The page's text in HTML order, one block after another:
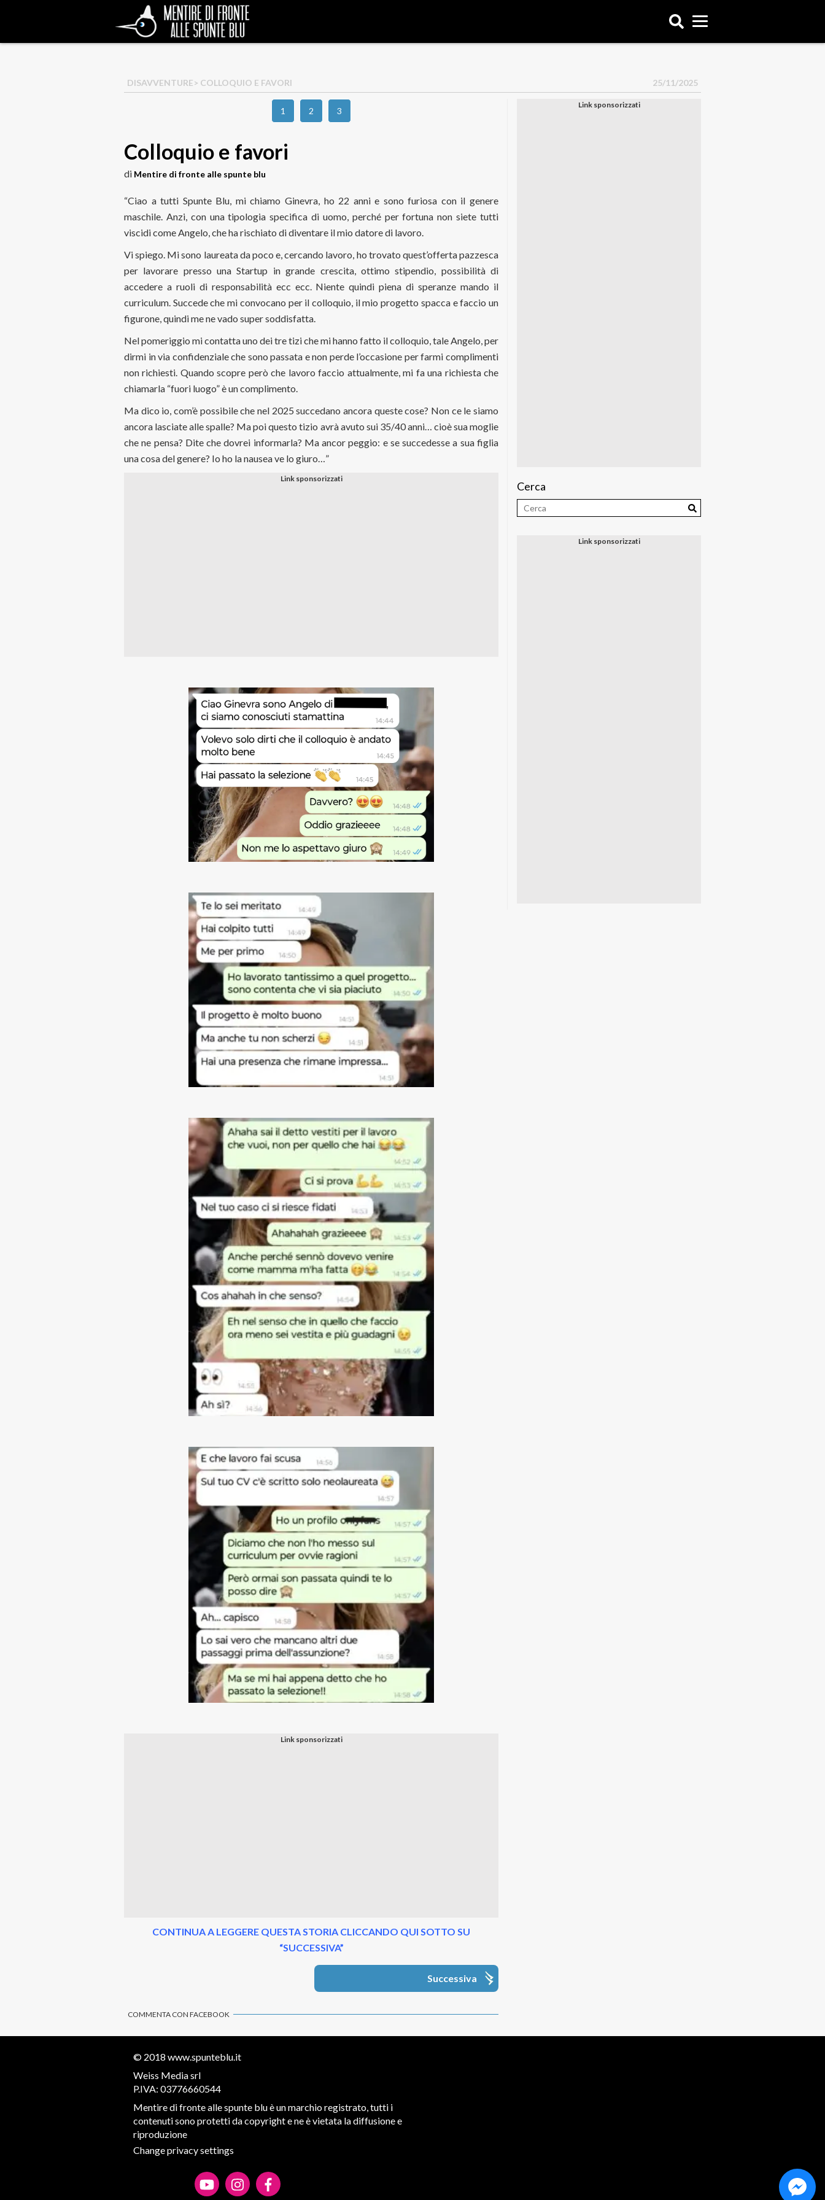
DISAVVENTURE> COLLOQUIO E FAVORI 25/11/2025
1 2 3
Colloquio e favori
di Mentire di fronte alle spunte blu
“Ciao a tutti Spunte Blu, mi chiamo Ginevra, ho 22 anni e sono furiosa con il genere
maschile. Anzi, con una tipologia specifica di uomo, perché per fortuna non siete tutti
viscidi come Angelo, che ha rischiato di diventare il mio datore di lavoro.
Vi spiego. Mi sono laureata da poco e, cercando lavoro, ho trovato quest’offerta pazzesca
per lavorare presso una Startup in grande crescita, ottimo stipendio, possibilità di
accedere a ruoli di responsabilità ecc ecc. Niente quindi piena di speranze mando il
curriculum. Succede che mi convocano per il colloquio, il mio progetto spacca e faccio un
figurone, quindi me ne vado super soddisfatta.
Nel pomeriggio mi contatta uno dei tre tizi che mi hanno fatto il colloquio, tale Angelo, per
dirmi in via confidenziale che sono passata e non perde l’occasione per farmi complimenti
non richiesti. Quando scopre però che lavoro faccio attualmente, mi fa una richiesta che
chiamarla “fuori luogo” è un complimento.
Ma dico io, com’è possibile che nel 2025 succedano ancora queste cose? Non ce le siamo
ancora lasciate alle spalle? Ma poi questo tizio avrà avuto sui 35/40 anni… cioè sua moglie
che ne pensa? Dite che dovrei informarla? Ma ancor peggio: e se succedesse a sua figlia
una cosa del genere? Io ho la nausea ve lo giuro…”
CONTINUA A LEGGERE QUESTA STORIA CLICCANDO QUI SOTTO SU
“SUCCESSIVA”
Successiva
COMMENTA CON FACEBOOK
Cerca
© 2018 www.spunteblu.it
Weiss Media srl
P.IVA: 03776660544
Mentire di fronte alle spunte blu è un marchio registrato, tutti i
contenuti sono protetti da copyright e ne è vietata la diffusione e
riproduzione
Change privacy settings